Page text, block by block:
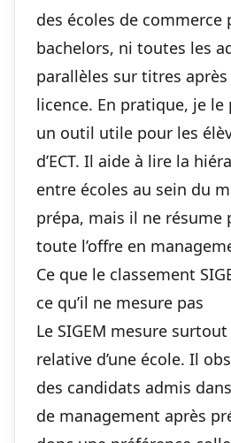
des écoles de commerce
bachelors, ni toutes les
parallèles sur titres après
licence. En pratique, je
un outil utile pour les
d’ECT. Il aide à lire la
entre écoles au sein du
prépa, mais il ne résume
toute l’offre en
Ce que le classement
ce qu’il ne mesure pas
Le SIGEM mesure
relative d’une école. Il
des candidats admis
de management après